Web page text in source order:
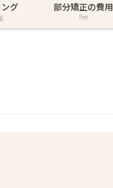
グ 部分矯正の費用
Fee